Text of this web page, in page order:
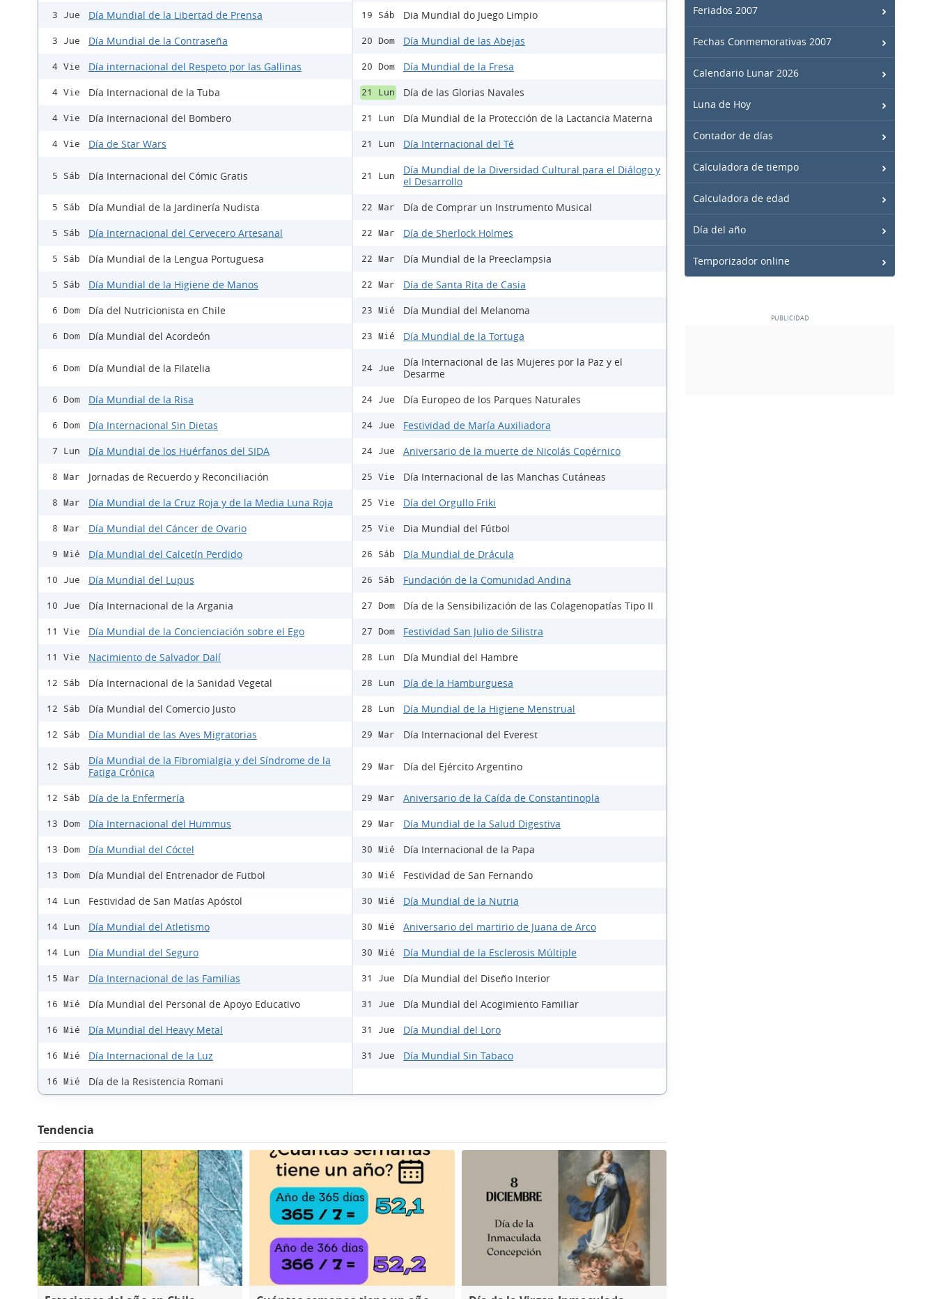
3 Jue Día Mundial de la Libertad de Prensa
3 Jue Día Mundial de la Contraseña
4 Vie Día internacional del Respeto por las Gallinas
4 Vie Día Internacional de la Tuba
4 Vie Día Internacional del Bombero
4 Vie Día de Star Wars
5 Sáb Día Internacional del Cómic Gratis
5 Sáb Día Mundial de la Jardinería Nudista
5 Sáb Día Internacional del Cervecero Artesanal
5 Sáb Día Mundial de la Lengua Portuguesa
5 Sáb Día Mundial de la Higiene de Manos
6 Dom Día del Nutricionista en Chile
6 Dom Día Mundial del Acordeón
6 Dom Día Mundial de la Filatelia
6 Dom Día Mundial de la Risa
6 Dom Día Internacional Sin Dietas
7 Lun Día Mundial de los Huérfanos del SIDA
8 Mar Jornadas de Recuerdo y Reconciliación
8 Mar Día Mundial de la Cruz Roja y de la Media Luna Roja
8 Mar Día Mundial del Cáncer de Ovario
9 Mié Día Mundial del Calcetín Perdido
10 Jue Día Mundial del Lupus
10 Jue Día Internacional de la Argania
11 Vie Día Mundial de la Concienciación sobre el Ego
11 Vie Nacimiento de Salvador Dalí
12 Sáb Día Internacional de la Sanidad Vegetal
12 Sáb Día Mundial del Comercio Justo
12 Sáb Día Mundial de las Aves Migratorias
12 Sáb
Día Mundial de la Fibromialgia y del Síndrome de la
Fatiga Crónica
12 Sáb Día de la Enfermería
13 Dom Día Internacional del Hummus
13 Dom Día Mundial del Cóctel
13 Dom Día Mundial del Entrenador de Futbol
14 Lun Festividad de San Matías Apóstol
14 Lun Día Mundial del Atletismo
14 Lun Día Mundial del Seguro
15 Mar Día Internacional de las Familias
16 Mié Día Mundial del Personal de Apoyo Educativo
16 Mié Día Mundial del Heavy Metal
16 Mié Día Internacional de la Luz
16 Mié Día de la Resistencia Romani
19 Sáb Dia Mundial do Juego Limpio
20 Dom Día Mundial de las Abejas
20 Dom Día Mundial de la Fresa
21 Lun Día de las Glorias Navales
21 Lun Día Mundial de la Protección de la Lactancia Materna
21 Lun Día Internacional del Té
21 Lun
Día Mundial de la Diversidad Cultural para el Diálogo y
el Desarrollo
22 Mar Día de Comprar un Instrumento Musical
22 Mar Día de Sherlock Holmes
22 Mar Día Mundial de la Preeclampsia
22 Mar Día de Santa Rita de Casia
23 Mié Día Mundial del Melanoma
23 Mié Día Mundial de la Tortuga
24 Jue
Día Internacional de las Mujeres por la Paz y el
Desarme
24 Jue Día Europeo de los Parques Naturales
24 Jue Festividad de María Auxiliadora
24 Jue Aniversario de la muerte de Nicolás Copérnico
25 Vie Día Internacional de las Manchas Cutáneas
25 Vie Día del Orgullo Friki
25 Vie Dia Mundial del Fútbol
26 Sáb Día Mundial de Drácula
26 Sáb Fundación de la Comunidad Andina
27 Dom Día de la Sensibilización de las Colagenopatías Tipo II
27 Dom Festividad San Julio de Silistra
28 Lun Día Mundial del Hambre
28 Lun Día de la Hamburguesa
28 Lun Día Mundial de la Higiene Menstrual
29 Mar Día Internacional del Everest
29 Mar Día del Ejército Argentino
29 Mar Aniversario de la Caída de Constantinopla
29 Mar Día Mundial de la Salud Digestiva
30 Mié Día Internacional de la Papa
30 Mié Festividad de San Fernando
30 Mié Día Mundial de la Nutria
30 Mié Aniversario del martirio de Juana de Arco
30 Mié Día Mundial de la Esclerosis Múltiple
31 Jue Día Mundial del Diseño Interior
31 Jue Día Mundial del Acogimiento Familiar
31 Jue Día Mundial del Loro
31 Jue Día Mundial Sin Tabaco
Tendencia
Feriados 2007
Fechas Conmemorativas 2007
Calendario Lunar 2026
Luna de Hoy
Contador de días
Calculadora de tiempo
Calculadora de edad
Día del año
Temporizador online